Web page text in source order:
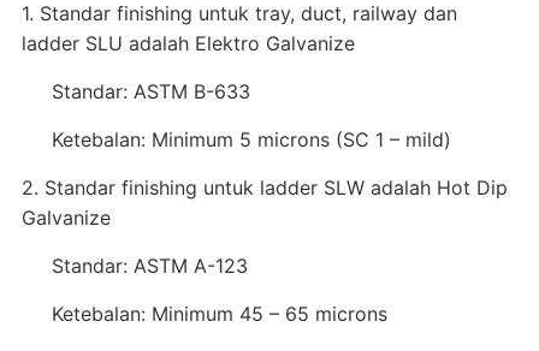
1. Standar finishing untuk tray, duct, railway dan
ladder SLU adalah Elektro Galvanize
Standar: ASTM B-633
Ketebalan: Minimum 5 microns (SC 1 – mild)
2. Standar finishing untuk ladder SLW adalah Hot Dip
Galvanize
Standar: ASTM A-123
Ketebalan: Minimum 45 – 65 microns